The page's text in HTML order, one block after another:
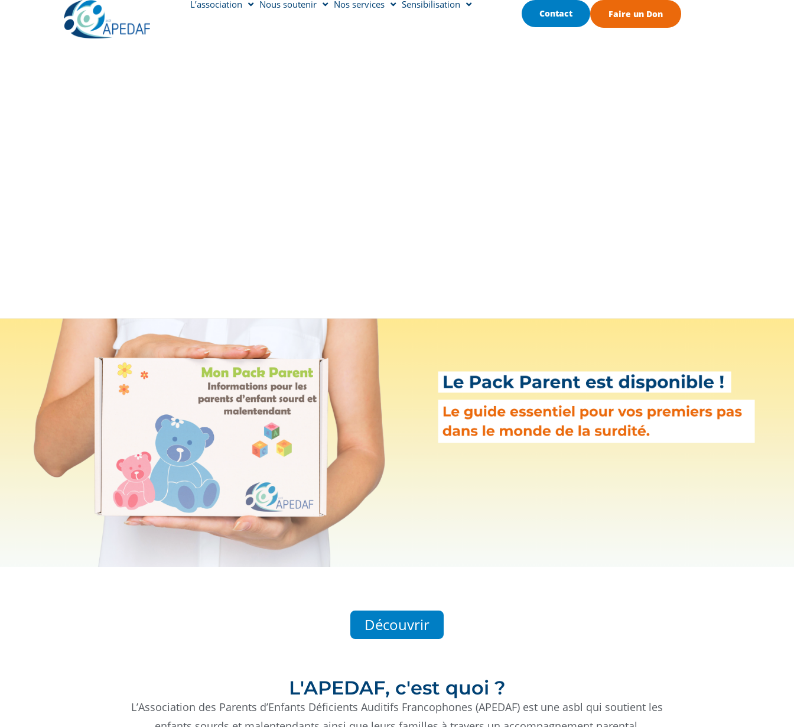
L’association Nous soutenir Nos services Sensibilisation
Contact Faire un Don
Découvrir
L'APEDAF, c'est quoi ?
L’Association des Parents d’Enfants Déficients Auditifs Francophones (APEDAF) est une asbl qui soutient les